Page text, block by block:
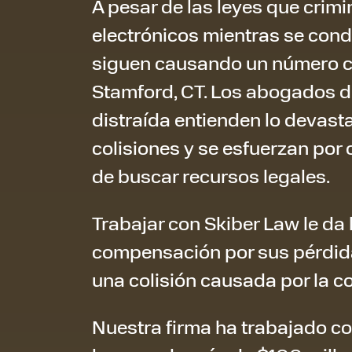
A pesar de las leyes que
electrónicos mientras se
siguen causando un número
Stamford, CT. Los abogados
distraída entienden lo
colisiones y se esfuerzan
de buscar recursos legales.
Trabajar con Skiber Law le
compensación por sus
una colisión causada por la
Nuestra firma ha trabajado